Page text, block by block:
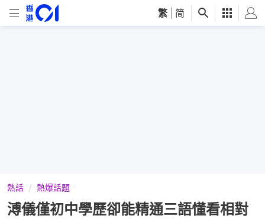
繁 简
熱話 熱爆話題
溥儀僅初中學歷卻能精通三語懂看相對